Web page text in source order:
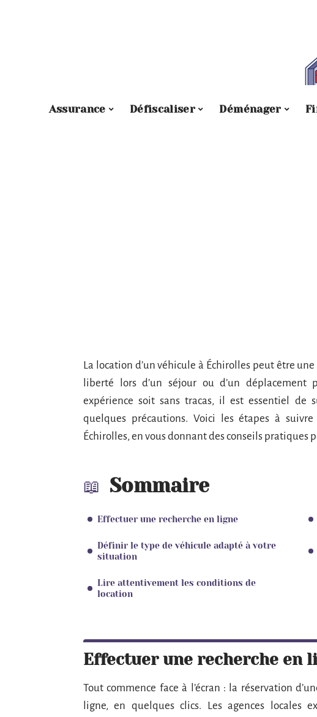
Assurance Défiscaliser Déménager
La location d’un véhicule à Échirolles peut être
liberté lors d’un séjour ou d’un déplacement
expérience soit sans tracas, il est essentiel de
quelques précautions. Voici les étapes à
Échirolles, en vous donnant des conseils pratiques
Sommaire
Effectuer une recherche en ligne
Définir le type de véhicule adapté à votre
situation
Lire attentivement les conditions de
location
Effectuer une recherche en
Tout commence face à l’écran : la réservation
ligne, en quelques clics. Les agences locales